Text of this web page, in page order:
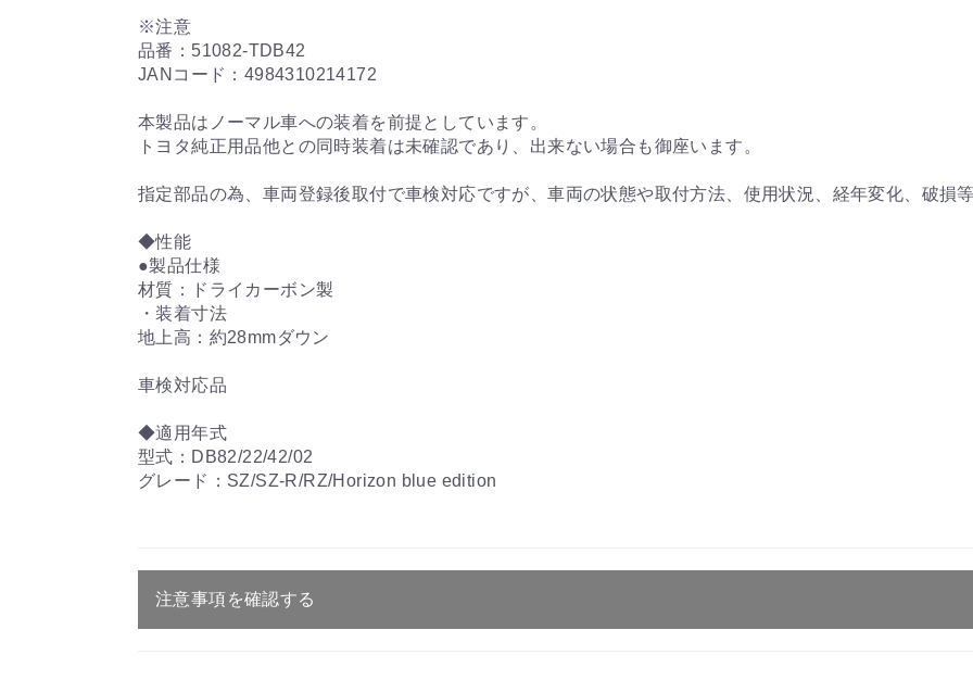
※注意
品番：51082-TDB42
JANコード：4984310214172
本製品はノーマル車への装着を前提としています。
トヨタ純正用品他との同時装着は未確認であり、出来ない場合も御座います。
指定部品の為、車両登録後取付で車検対応ですが、車両の状態や取付方法、使用状況、経年変化、破損
◆性能
●製品仕様
材質：ドライカーボン製
・装着寸法
地上高：約28mmダウン
車検対応品
◆適用年式
型式：DB82/22/42/02
グレード：SZ/SZ-R/RZ/Horizon blue edition
注意事項を確認する